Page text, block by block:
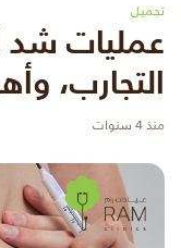
تجميل
عمليات شد
التجارب،
منذ 4 سنوات